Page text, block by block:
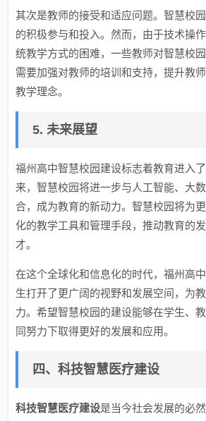
其次是教师的接受和适应问题。智慧校
的积极参与和投入。然而，由于技术操
统教学方式的困难，一些教师对智慧校
需要加强对教师的培训和支持，提升教
教学理念。
5. 未来展望
福州高中智慧校园建设标志着教育进入
来，智慧校园将进一步与人工智能、大
合，成为教育的新动力。智慧校园将为
化的教学工具和管理手段，推动教育的
才。
在这个全球化和信息化的时代，福州高
生打开了更广阔的视野和发展空间，为
力。希望智慧校园的建设能够在学生、
同努力下取得更好的发展和应用。
四、科技智慧医疗建设
科技智慧医疗建设是当今社会发展的必